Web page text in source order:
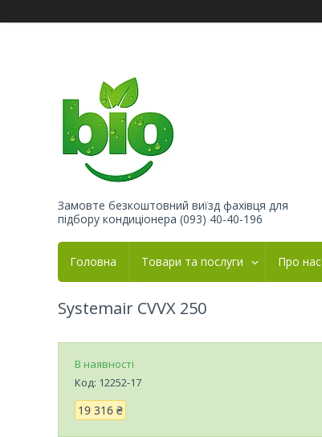
Замовте безкоштовний виїзд фахівця для
підбору кондиціонера (093) 40-40-196
Головна Товари та послуги Про нас
Systemair CVVX 250
В наявності
Код: 12252-17
19 316 ₴